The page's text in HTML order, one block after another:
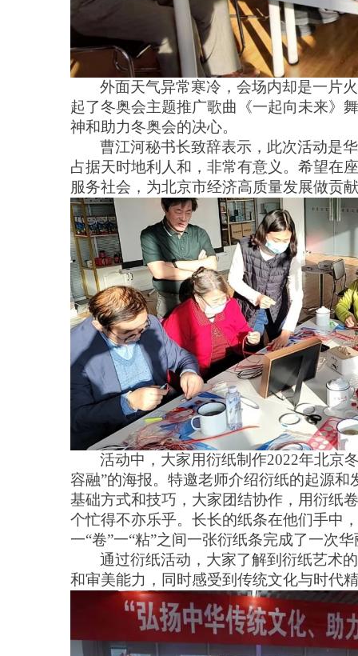
外面天气异常寒冷，会场内却是一片
起了冬奥会主题推广歌曲《一起向未来》
神和助力冬奥会的决心。
曹江河秘书长致辞表示，此次活动是
占据天时地利人和，非常有意义。希望在
服务社会，为北京市经济高质量发展做贡
活动中，大家用衍纸制作2022年北京
容融”的海报。特邀老师介绍衍纸的起源和
基础方式和技巧， 大家团结协作， 用衍纸
个忙得不亦乐乎。长长的纸条在他们手中
一“卷”一“粘”之间一张衍纸条完成了一次
通过衍纸活动， 大家了解到衍纸艺术
和审美能力 ， 同时感受到传统文化与时代